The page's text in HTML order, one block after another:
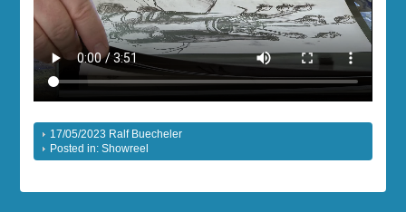
17/05/2023 Ralf Buecheler
Posted in:Showreel